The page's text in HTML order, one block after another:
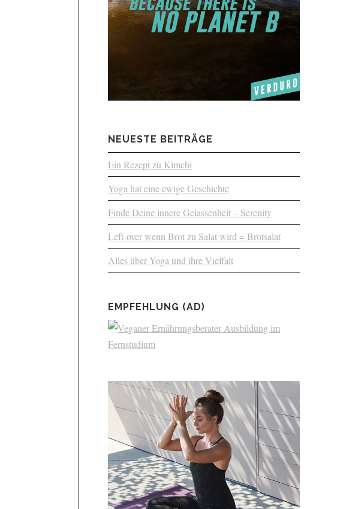
NEUESTE BEITRÄGE
Ein Rezept zu Kimchi
Yoga hat eine ewige Geschichte
Finde Deine innere Gelassenheit – Serenity
Left-over wenn Brot zu Salat wird = Brotsalat
Alles über Yoga und ihre Vielfalt
EMPFEHLUNG (AD)